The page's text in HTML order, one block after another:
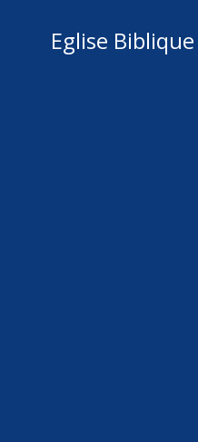
contenuEglise